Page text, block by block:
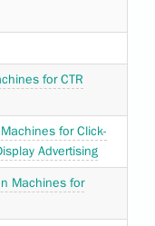
for CTR
for Click-
Advertising
Machines for